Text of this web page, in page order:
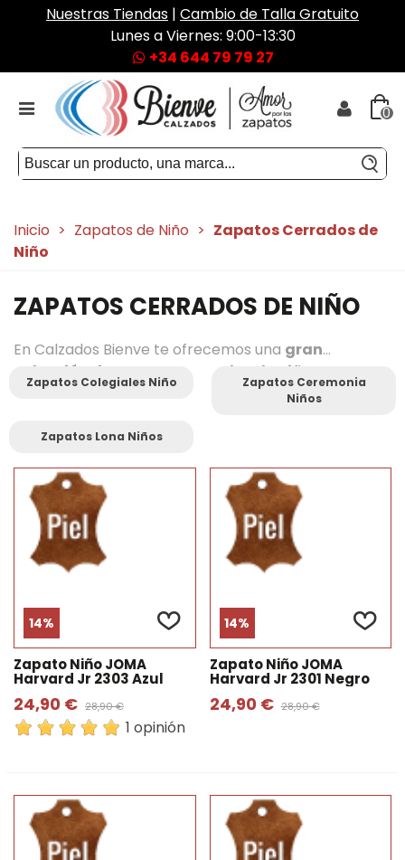
Nuestras Tiendas | Cambio de Talla Gratuito
Lunes a Viernes: 9:00-13:30
+34 644 79 79 27
0
Inicio > Zapatos de Niño > Zapatos Cerrados de
Niño
ZAPATOS CERRADOS DE NIÑO
En Calzados Bienve te ofrecemos una gran
colección de zapatos cerrados de niño
destacan por su alta calidad y buenos precios.
mejor en cuanto a calzado se refiere, y aquí lo
Zapatos Colegiales Niño
Zapatos Ceremonia
Niños
Zapatos Lona Niños
14%
Zapato Niño JOMA
Harvard Jr 2303 Azul
24,90 € 28,90 €
1 opinión
14%
Zapato Niño JOMA
Harvard Jr 2301 Negro
24,90 € 28,90 €